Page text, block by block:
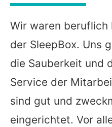
Wir waren beruflich
der SleepBox. Uns
die Sauberkeit und
Service der
sind gut und
eingerichtet. Vor